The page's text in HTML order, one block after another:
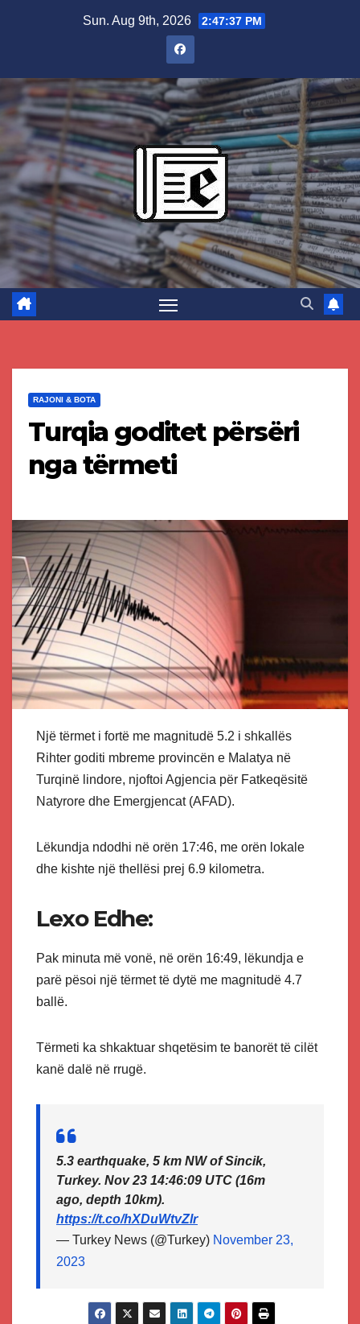
Sun. Aug 9th, 2026 2:47:38 PM
RAJONI & BOTA
Turqia goditet përsëri
nga tërmeti
Një tërmet i fortë me magnitudë 5.2 i shkallës
Rihter goditi mbreme provincën e Malatya në
Turqinë lindore, njoftoi Agjencia për Fatkeqësitë
Natyrore dhe Emergjencat (AFAD).
Lëkundja ndodhi në orën 17:46, me orën lokale
dhe kishte një thellësi prej 6.9 kilometra.
Lexo Edhe:
Pak minuta më vonë, në orën 16:49, lëkundja e
parë pësoi një tërmet të dytë me magnitudë 4.7
ballë.
Tërmeti ka shkaktuar shqetësim te banorët të cilët
kanë dalë në rrugë.
5.3 earthquake, 5 km NW of Sincik,
Turkey. Nov 23 14:46:09 UTC (16m
ago, depth 10km).
https://t.co/hXDuWtvZlr
— Turkey News (@Turkey) November 23,
2023